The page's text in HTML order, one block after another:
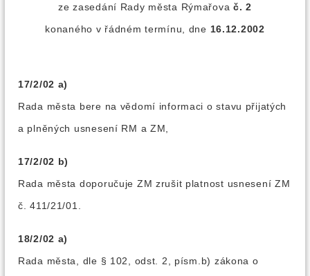
ze zasedání Rady města Rýmařovač. 2
konaného v řádném termínu, dne 16.12.2002
17/2/02 a)
Rada města bere na vědomí informaci o stavu přijatých
a plněných usnesení RM a ZM,
17/2/02 b)
Rada města doporučuje ZM zrušit platnost usnesení ZM
č. 411/21/01.
18/2/02 a)
Rada města, dle § 102, odst. 2, písm.b) zákona o